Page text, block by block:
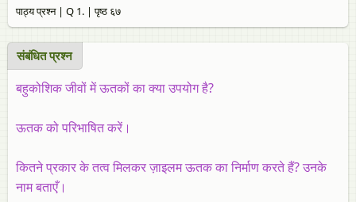
पाठ्य प्रश्न | Q 1. | पृष्ठ ६७
संबंधित प्रश्न
बहुकोशिक जीवों में ऊतकों का क्या उपयोग है?
ऊतक को परिभाषित करें।
कितने प्रकार के तत्व मिलकर ज़ाइलम ऊतक का निर्माण करते हैं? उनके
नाम बताएँ।